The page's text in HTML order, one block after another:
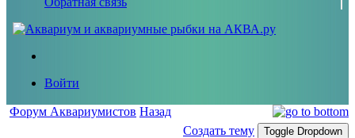
Войти
Форум Аквариумистов Назад
Создать тему
Toggle Dropdown